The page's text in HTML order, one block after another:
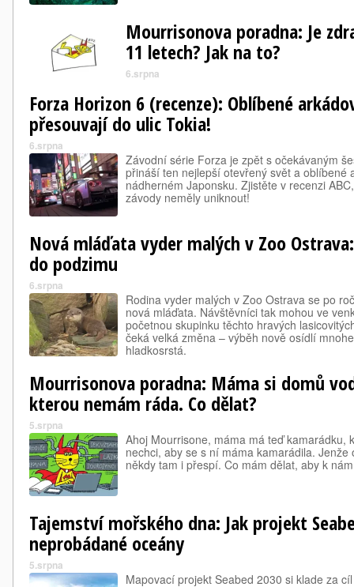
Mourrisonova poradna: Je
11 letech? Jak na to?
6.srpna
Forza Horizon 6 (recenze): Oblíbené
přesouvají do ulic Tokia!
6.srpna
Závodní série Forza je zpět s očekávaným
přináší ten nejlepší otevřený svět a oblíbené
nádherném Japonsku. Zjistěte v recenzi
závody neměly uniknout!
Nová mláďata vyder malých v Zoo
do podzimu
6.srpna
Rodina vyder malých v Zoo Ostrava se po
nová mláďata. Návštěvníci tak mohou ve
početnou skupinku těchto hravých
čeká velká změna – výběh nově osídlí
hladkosrstá.
Mourrisonova poradna: Máma si domů
kterou nemám ráda. Co dělat?
5.srpna
Ahoj Mourrisone, máma má teď kamarádku,
nechci, aby se s ní máma kamarádila.
někdy tam i přespí. Co mám dělat, aby k
Tajemství mořského dna: Jak projekt
neprobádané oceány
5.srpna
Mapovací projekt Seabed 2030 si klade za